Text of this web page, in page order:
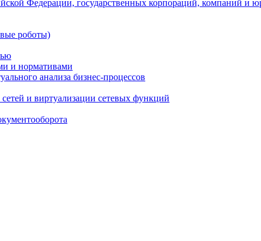
Федерации, государственных корпораций, компаний и
роботы)
и нормативами
анализа бизнес-процессов
и виртуализации сетевых функций